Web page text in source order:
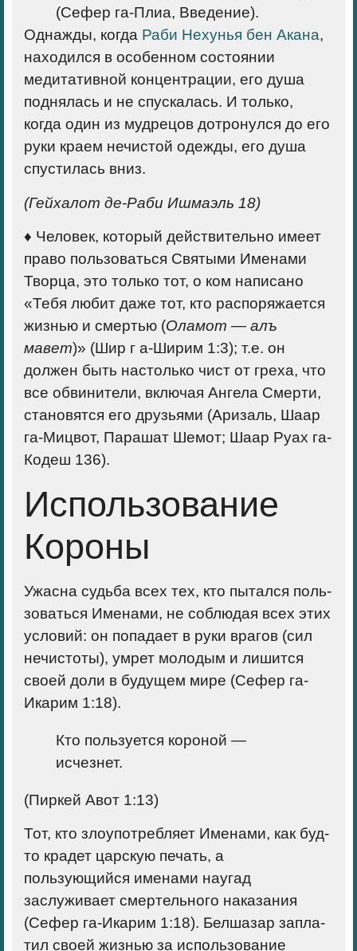
(Сефер га-Плиа, Введение).
Однажды, когда Раби Нехунья бен Акана,
находился в особенном состоянии
медитативной концентрации, его душа
поднялась и не спускалась. И только,
когда один из мудрецов дотронулся до его
руки краем нечистой одежды, его душа
спустилась вниз.
(Гейхалот де-Раби Ишмаэль 18)
♦ Человек, который действительно име­ет
право пользоваться Святыми Име­нами
Творца, это только тот, о ком написано
«Тебя любит даже тот, кто распоряжается
жизнью и смертью (Оламот — алъ
мавет)» (Шир г а-Ширим 1:3); т.е. он
должен быть настолько чист от греха, что
все обвинители, включая Ангела Смерти,
становятся его друзьями (Аризаль, Шаар
га-Мицвот, Парашат Шемот; Шаар Руах га-
Кодеш 136).
Использование
Короны
Ужасна судьба всех тех, кто пытался поль­
зоваться Именами, не соблюдая всех этих
ус­ловий: он попадает в руки врагов (сил
нечистоты), умрет молодым и лишится
своей доли в будущем мире (Сефер га-
Икарим 1:18).
Кто пользуется короной —
исчезнет.
(Пиркей Авот 1:13)
Тот, кто злоупотребляет Именами, как буд­
то крадет царскую печать, а
пользующийся именами наугад
заслуживает смертельного на­казания
(Сефер га-Икарим 1:18). Белшазар запла­
тил своей жизнью за использование